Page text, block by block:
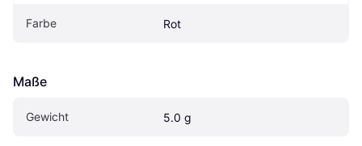
Farbe Rot
Maße
Gewicht 5.0 g